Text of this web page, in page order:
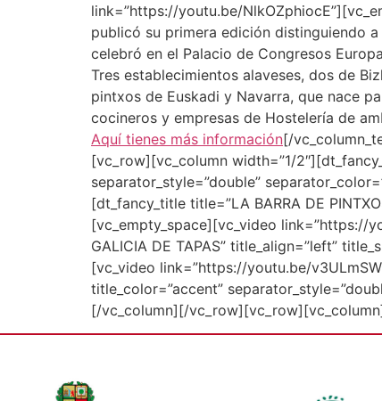
link=”https://youtu.be/
publicó su primera edición distinguiendo
celebró en el Palacio de Congresos
Tres establecimientos alaveses, dos de
pintxos de Euskadi y Navarra, que nace
cocineros y empresas de Hostelería de
Aquí tienes más información[/
[vc_row][vc_column width=”1/
separator_style=”double”
[dt_fancy_title title=”LA BARRA DE
[vc_empty_space][vc_video link=”https://
GALICIA DE TAPAS” title_align=”left”
[vc_video link=”https://youtu.be/
title_color=”accent”
[/vc_column][/